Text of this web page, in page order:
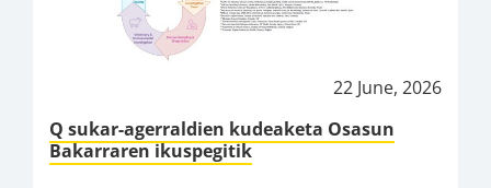
22 June, 2026
Q sukar-agerraldien kudeaketa Osasun
Bakarraren ikuspegitik